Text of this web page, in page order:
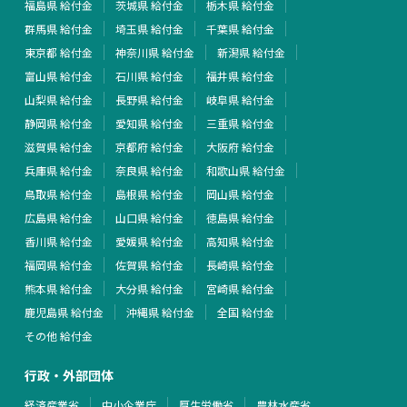
福島県 給付金 茨城県 給付金
栃木県 給付金
群馬県 給付金
埼玉県 給付金
千葉県 給付金
東京都 給付金
神奈川県 給付金
新潟県 給付金
富山県 給付金
石川県 給付金
福井県 給付金
山梨県 給付金
長野県 給付金
岐阜県 給付金
静岡県 給付金
愛知県 給付金
三重県 給付金
滋賀県 給付金
京都府 給付金
大阪府 給付金
兵庫県 給付金
奈良県 給付金
和歌山県 給付金
鳥取県 給付金
島根県 給付金
岡山県 給付金
広島県 給付金
山口県 給付金
徳島県 給付金
香川県 給付金
愛媛県 給付金
高知県 給付金
福岡県 給付金
佐賀県 給付金
長崎県 給付金
熊本県 給付金
大分県 給付金
宮崎県 給付金
鹿児島県 給付金
沖縄県 給付金
全国 給付金
その他 給付金
行政・外部団体